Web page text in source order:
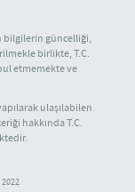
bilgilerin güncelliği,
birlikte, T.C.
etmemekte ve
ulaşılabilen
hakkında T.C.
2022